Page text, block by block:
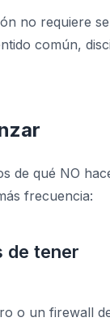
no requiere
común,
de qué NO
frecuencia:
de tener
o un firewall